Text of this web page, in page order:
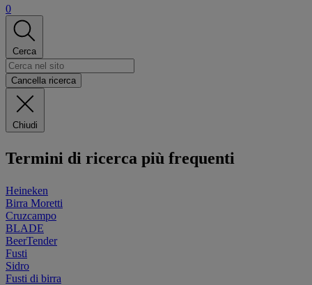
0
Cerca
Cancella ricerca
Chiudi
Termini di ricerca più frequenti
Heineken
Birra Moretti
Cruzcampo
BLADE
BeerTender
Fusti
Sidro
Fusti di birra